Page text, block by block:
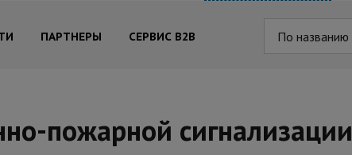
ПАРТНЕРЫ СЕРВИС B2B По названию
пожарной сигнализации